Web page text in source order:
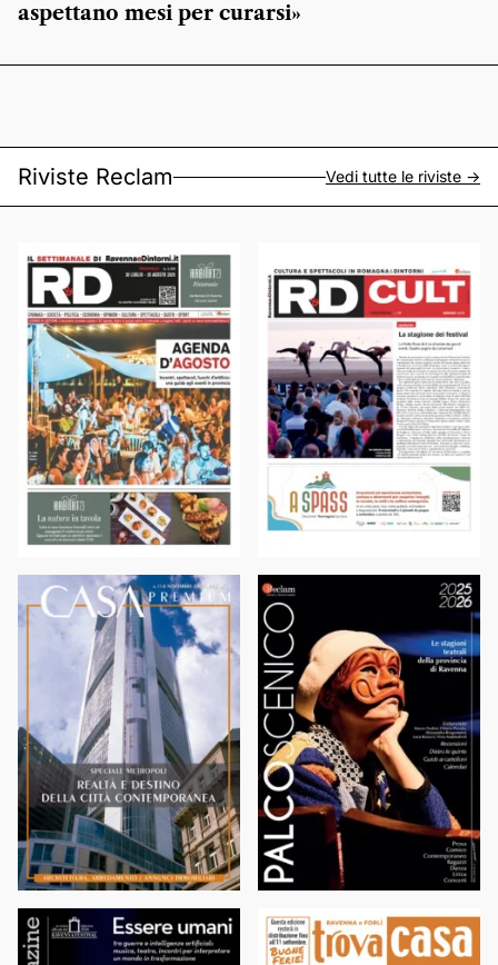
aspettano mesi per curarsi»
Riviste Reclam Vedi tutte le riviste ->